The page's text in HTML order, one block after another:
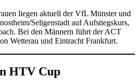
liegen aktuell der VfL Münster und
Seligenstadt auf Aufstiegskurs,
Bei den Männern führt der ACT
Wetterau und Eintracht Frankfurt.
HTV Cup